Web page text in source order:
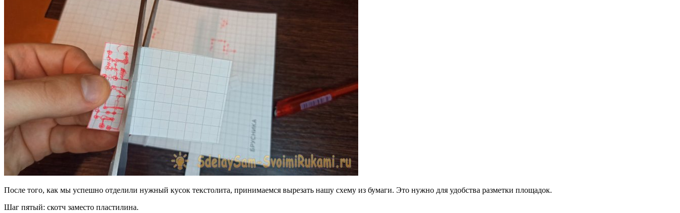
После того, как мы успешно отделили нужный кусок текстолита, принимаемся вырезать нашу схему из бумаги. Это нужно для удобства разметки площадок.
Шаг пятый: скотч заместо пластилина.